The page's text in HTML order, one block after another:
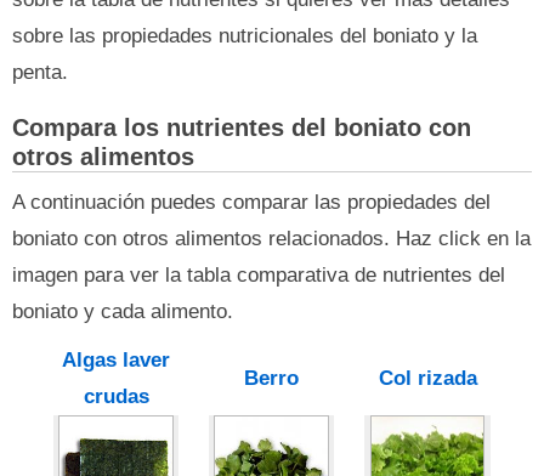
sobre las propiedades nutricionales del boniato y la
penta.
Compara los nutrientes del boniato con
otros alimentos
A continuación puedes comparar las propiedades del
boniato con otros alimentos relacionados. Haz click en la
imagen para ver la tabla comparativa de nutrientes del
boniato y cada alimento.
Algas laver
crudas
Berro Col rizada